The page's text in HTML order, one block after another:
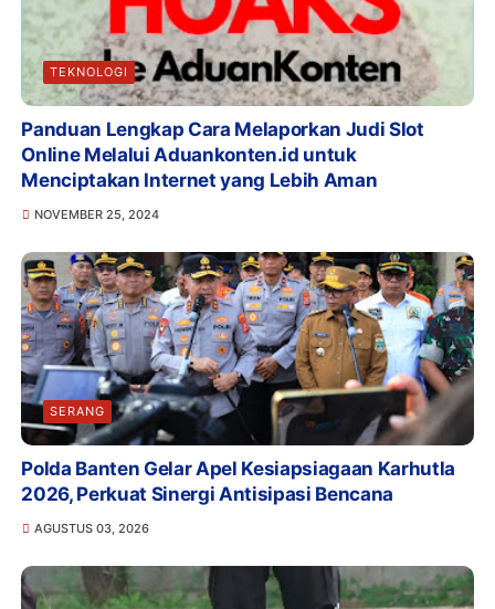
TEKNOLOGI
Panduan Lengkap Cara Melaporkan Judi Slot
Online Melalui Aduankonten.id untuk
Menciptakan Internet yang Lebih Aman
NOVEMBER 25, 2024
SERANG
Polda Banten Gelar Apel Kesiapsiagaan Karhutla
2026, Perkuat Sinergi Antisipasi Bencana
AGUSTUS 03, 2026